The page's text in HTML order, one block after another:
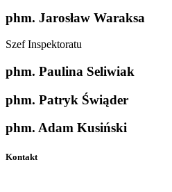
phm. Jarosław Waraksa
Szef Inspektoratu
phm. Paulina Seliwiak
phm. Patryk Świąder
phm. Adam Kusiński
Kontakt